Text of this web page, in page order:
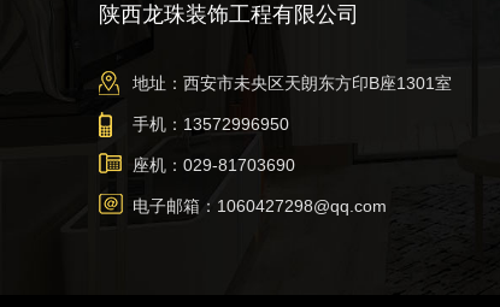
陕西龙珠装饰工程有限公司
地址：西安市未央区天朗东方印B座1301室
手机：13572996950
座机：029-81703690
电子邮箱：1060427298@qq.com